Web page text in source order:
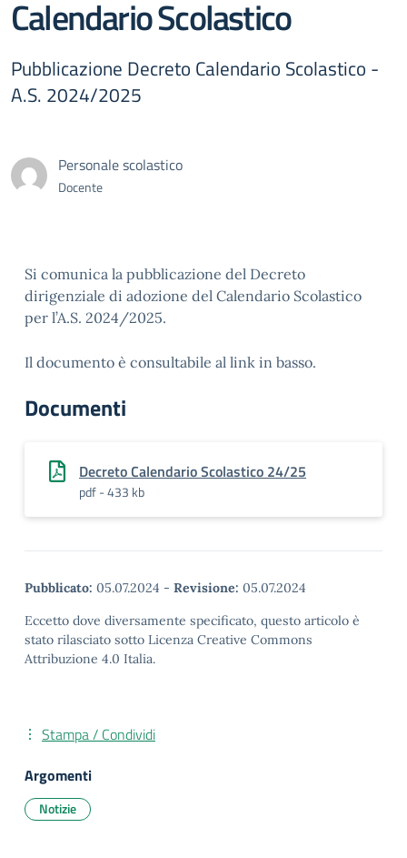
Calendario Scolastico
Pubblicazione Decreto Calendario Scolastico -
A.S. 2024/2025
Personale scolastico
Docente
Si comunica la pubblicazione del Decreto
dirigenziale di adozione del Calendario Scolastico
per l’A.S. 2024/2025.
Il documento è consultabile al link in basso.
Documenti
Decreto Calendario Scolastico 24/25
pdf - 433 kb
Pubblicato: 05.07.2024 - Revisione: 05.07.2024
Eccetto dove diversamente specificato, questo articolo è
stato rilasciato sotto Licenza Creative Commons
Attribuzione 4.0 Italia.
Stampa / Condividi
Argomenti
Notizie